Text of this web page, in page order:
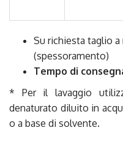
Su richiesta taglio
(spessoramento)
Tempo di
* Per il lavaggio
denaturato diluito in
o a base di solvente.